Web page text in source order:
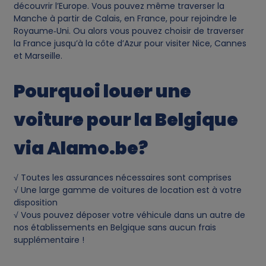
découvrir l’Europe. Vous pouvez même traverser la
Manche à partir de Calais, en France, pour rejoindre le
Royaume‑Uni. Ou alors vous pouvez choisir de traverser
la France jusqu’à la côte d’Azur pour visiter Nice, Cannes
et Marseille.
Pourquoi louer une
voiture pour la Belgique
via Alamo.be?
√ Toutes les assurances nécessaires sont comprises
√ Une large gamme de voitures de location est à votre
disposition
√ Vous pouvez déposer votre véhicule dans un autre de
nos établissements en Belgique sans aucun frais
supplémentaire !
p
e
r
s
o
n
a